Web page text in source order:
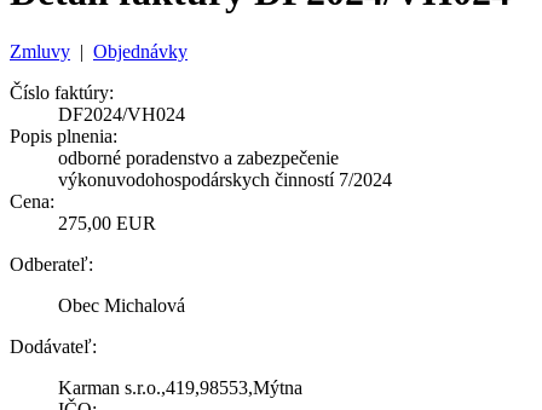
Zmluvy | Objednávky
Číslo faktúry:
DF2024/VH024
Popis plnenia:
odborné poradenstvo a zabezpečenie
výkonuvodohospodárskych činností 7/2024
Cena:
275,00 EUR
Odberateľ:
Obec Michalová
Dodávateľ:
Karman s.r.o.,419,98553,Mýtna